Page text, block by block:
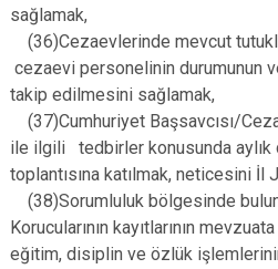
sağlamak,
(36)Cezaevlerinde mevcut
cezaevi personelinin durumunun
takip edilmesini sağlamak,
(37)Cumhuriyet Başsavcısı/
ile ilgili tedbirler konusunda aylık
toplantısına katılmak, neticesini İl
(38)Sorumluluk bölgesinde
Korucularının kayıtlarının
eğitim, disiplin ve özlük